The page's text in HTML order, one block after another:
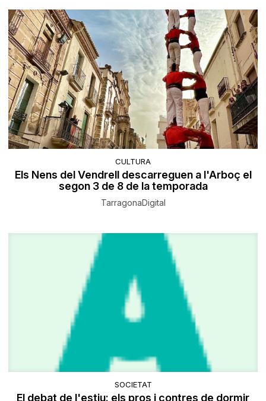
CULTURA
Els Nens del Vendrell descarreguen a l'Arboç el
segon 3 de 8 de la temporada
TarragonaDigital
SOCIETAT
El debat de l'estiu: els pros i contres de dormir